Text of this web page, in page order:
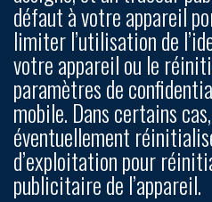
défaut à votre appareil
limiter l’utilisation de
votre appareil ou le
paramètres de
mobile. Dans certains
éventuellement
d’exploitation pour
publicitaire de l’appareil.